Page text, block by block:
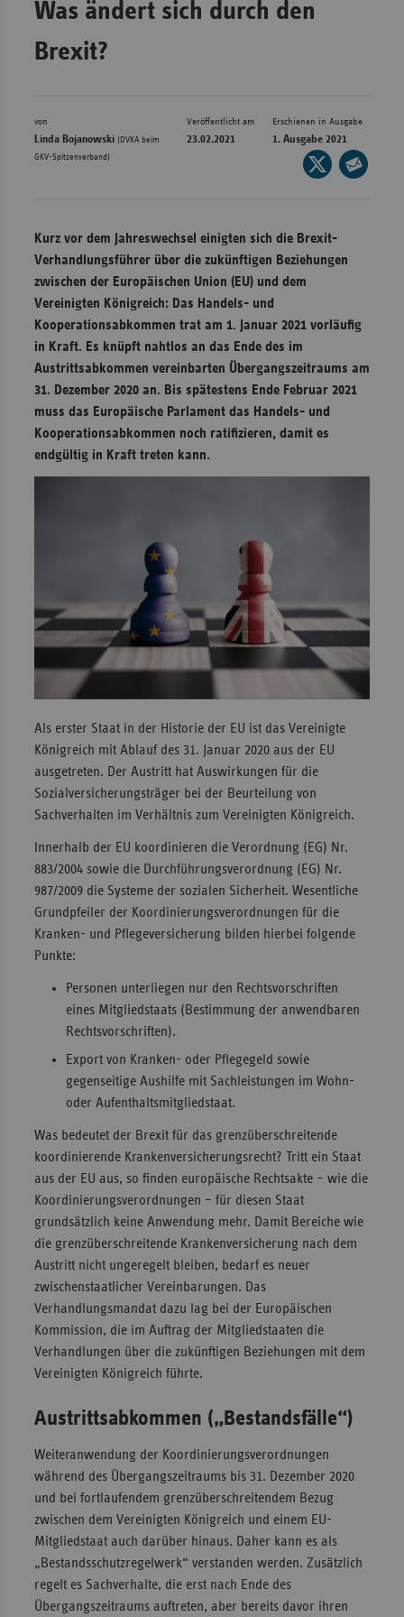
Hessen
Was ändert sich durch den
Brexit?
von
Linda Bojanowski (DVKA beim
GKV-Spitzenverband)
Veröffentlicht am
23.02.2021
Erschienen in Ausgabe
1. Ausgabe 2021
Seite
auf
Kurz vor dem Jahreswechsel einigten sich die Brexit-
Verhandlungsführer über die zukünftigen Beziehungen
zwischen der Europäischen Union (EU) und dem
Vereinigten Königreich: Das Handels- und
Kooperationsabkommen trat am 1. Januar 2021 vorläufig
in Kraft. Es knüpft nahtlos an das Ende des im
Austrittsabkommen vereinbarten Übergangszeitraums am
31. Dezember 2020 an. Bis spätestens Ende Februar 2021
muss das Europäische Parlament das Handels- und
Kooperationsabkommen noch ratifizieren, damit es
endgültig in Kraft treten kann.
Als erster Staat in der Historie der EU ist das Vereinigte
Königreich mit Ablauf des 31. Januar 2020 aus der EU
ausgetreten. Der Austritt hat Auswirkungen für die
Sozialversicherungsträger bei der Beurteilung von
Sachverhalten im Verhältnis zum Vereinigten Königreich.
Innerhalb der EU koordinieren die Verordnung (EG) Nr.
883/2004 sowie die Durchführungsverordnung (EG) Nr.
987/2009 die Systeme der sozialen Sicherheit. Wesentliche
Grundpfeiler der Koordinierungsverordnungen für die
Kranken- und Pflegeversicherung bilden hierbei folgende
Punkte:
Personen unterliegen nur den Rechtsvorschriften
eines Mitgliedstaats (Bestimmung der anwendbaren
Rechtsvorschriften).
Export von Kranken- oder Pflegegeld sowie
gegenseitige Aushilfe mit Sachleistungen im Wohn-
oder Aufenthaltsmitgliedstaat.
Was bedeutet der Brexit für das grenzüberschreitende
koordinierende Krankenversicherungsrecht? Tritt ein Staat
aus der EU aus, so finden europäische Rechtsakte – wie die
Koordinierungsverordnungen – für diesen Staat
grundsätzlich keine Anwendung mehr. Damit Bereiche wie
die grenzüberschreitende Krankenversicherung nach dem
Austritt nicht ungeregelt bleiben, bedarf es neuer
zwischenstaatlicher Vereinbarungen. Das
Verhandlungsmandat dazu lag bei der Europäischen
Kommission, die im Auftrag der Mitgliedstaaten die
Verhandlungen über die zukünftigen Beziehungen mit dem
Vereinigten Königreich führte.
Austrittsabkommen („Bestandsfälle“)
Weiteranwendung der Koordinierungsverordnungen
während des Übergangszeitraums bis 31. Dezember 2020
und bei fortlaufendem grenzüberschreitendem Bezug
zwischen dem Vereinigten Königreich und einem EU-
Mitgliedstaat auch darüber hinaus. Daher kann es als
„Bestandsschutzregelwerk“ verstanden werden. Zusätzlich
regelt es Sachverhalte, die erst nach Ende des
Übergangszeitraums auftreten, aber bereits davor ihren